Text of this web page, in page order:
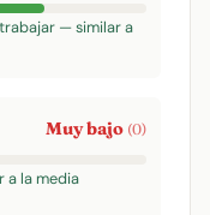
— similar a
Muy bajo (0)
a la media